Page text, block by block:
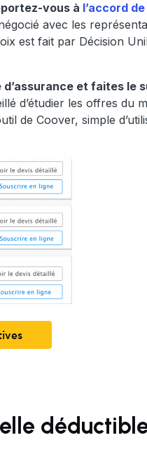
vous à l’accord
avec les
est fait par Décision
d’assurance et faites le
d’étudier les offres du
de Coover, simple